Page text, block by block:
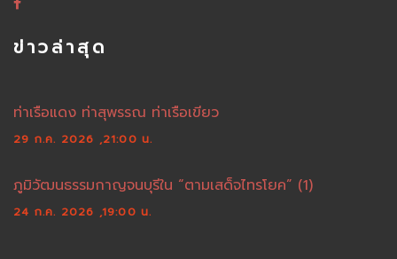
ข่าวล่าสุด
ท่าเรือแดง ท่าสุพรรณ ท่าเรือเขียว
29 ก.ค. 2026 ,21:00 น.
ภูมิวัฒนธรรมกาญจนบุรีใน “ตามเสด็จไทรโยค” (1)
24 ก.ค. 2026 ,19:00 น.